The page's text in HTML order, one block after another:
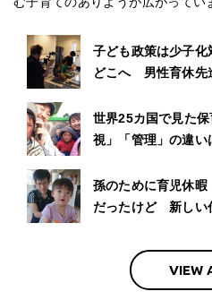
子ども政策は少子
どこへ 男性育休先
世界25カ国で見た
視」「管理」の違い
孫のために育児休
だったけど 新しい
VIEW